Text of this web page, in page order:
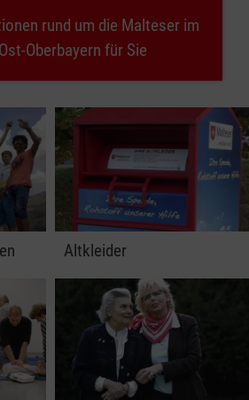
rund um die Malteser im
Oberbayern für Sie
Altkleider